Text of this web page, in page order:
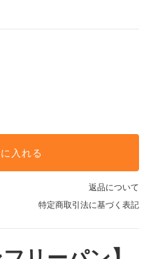
入れる
返品について
特定商取引法に基づく表記